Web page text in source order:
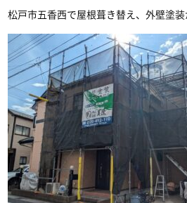
松戸市五香西で屋根葺き替え、外壁塗